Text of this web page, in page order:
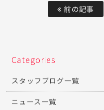
前の記事
Categories
スタッフブログ一覧
ニュース一覧